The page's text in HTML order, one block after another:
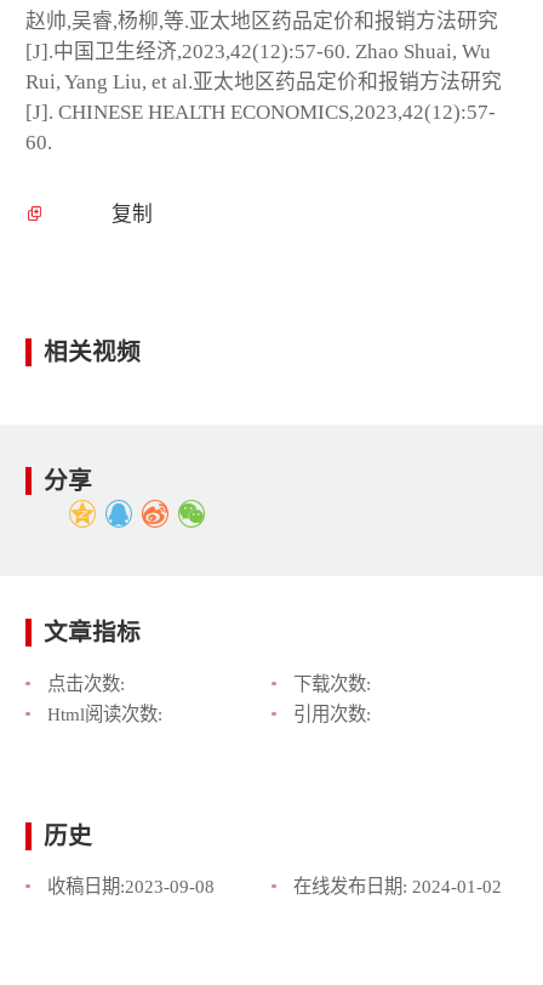
赵帅,吴睿,杨柳,等.亚太地区药品定价和报销方法研究
[J].中国卫生经济,2023,42(12):57-60. Zhao Shuai, Wu
Rui, Yang Liu, et al.亚太地区药品定价和报销方法研究
[J]. CHINESE HEALTH ECONOMICS,2023,42(12):57-
60.
复制
相关视频
分享
文章指标
点击次数:
下载次数:
Html阅读次数:
引用次数:
历史
收稿日期:2023-09-08 在线发布日期: 2024-01-02